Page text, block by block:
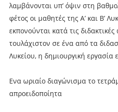
λαμβάνονται υπ’ όψιν στη
φέτος οι μαθητές της Α’ και Β’
εκπονούνται κατά τις
τουλάχιστον σε ένα από τα
Λυκείου, η δημιουργική εργασία
Ενα ωριαίο διαγώνισμα το
απροειδοποίητα